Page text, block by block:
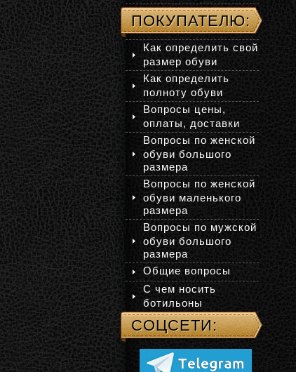
ПОКУПАТЕЛЮ:
Как определить свой
размер обуви
Как определить
полноту обуви
Вопросы цены,
оплаты, доставки
Вопросы по женской
обуви большого
размера
Вопросы по женской
обуви маленького
размера
Вопросы по мужской
обуви большого
размера
Общие вопросы
С чем носить
ботильоны
СОЦСЕТИ: